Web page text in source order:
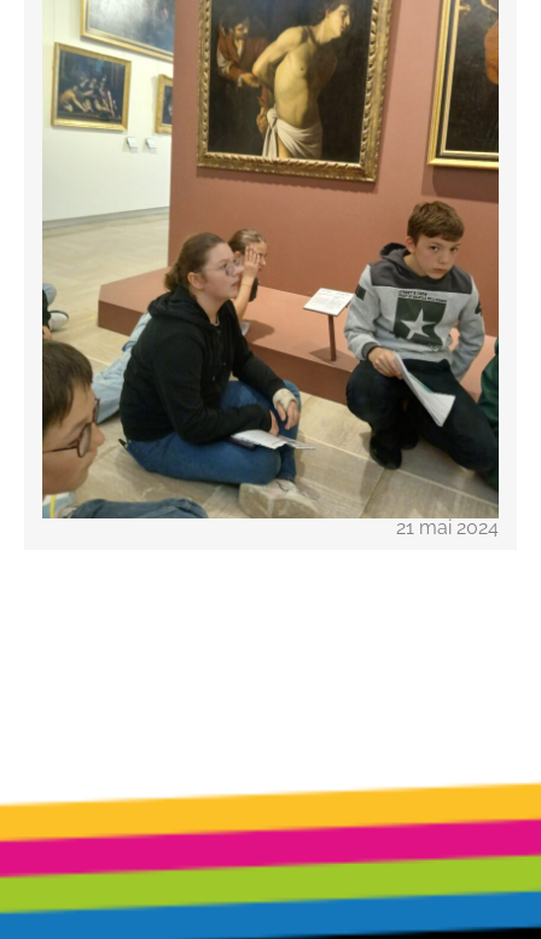
21 mai 2024